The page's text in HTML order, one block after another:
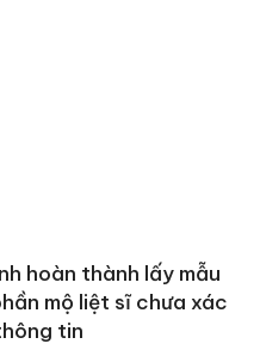
hoàn thành lấy mẫu
mộ liệt sĩ chưa xác
tin